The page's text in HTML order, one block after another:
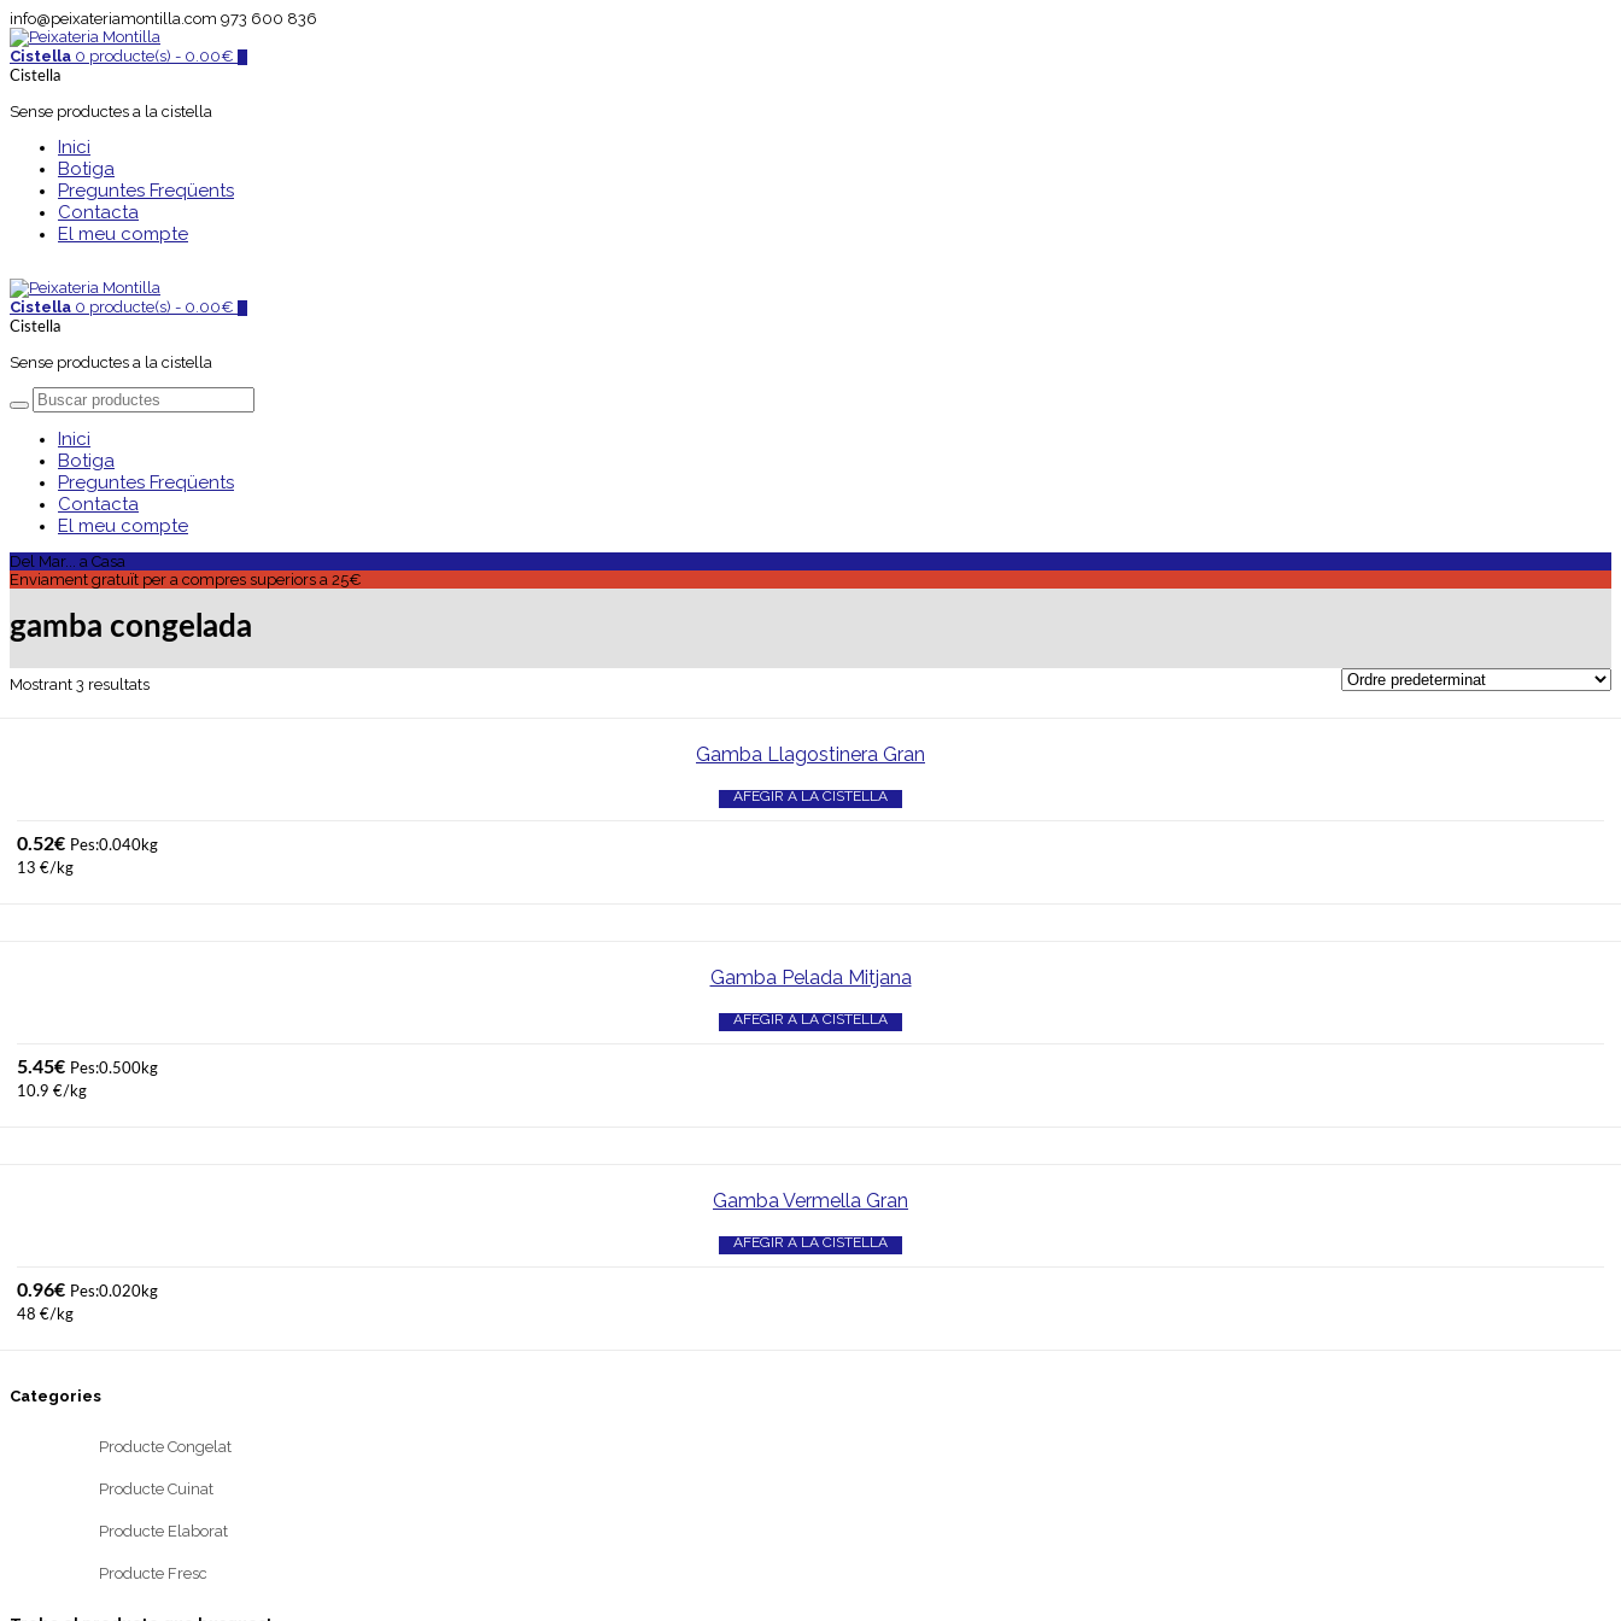
info@peixateriamontilla.com 973 600 836
Cistella 0 producte(s) - 0.00€
Cistella
Sense productes a la cistella
Inici
Botiga
Preguntes Freqüents
Contacta
El meu compte
Cistella 0 producte(s) - 0.00€
Cistella
Sense productes a la cistella
Inici
Botiga
Preguntes Freqüents
Contacta
El meu compte
Del Mar... a Casa
Enviament gratuït per a compres superiors a 25€
gamba congelada
Mostrant 3 resultats
Gamba Llagostinera Gran
AFEGIR A LA CISTELLA
0.52€ Pes:0.040kg
13 €/kg
Gamba Pelada Mitjana
AFEGIR A LA CISTELLA
5.45€ Pes:0.500kg
10.9 €/kg
Gamba Vermella Gran
AFEGIR A LA CISTELLA
0.96€ Pes:0.020kg
48 €/kg
Categories
Producte Congelat
Producte Cuinat
Producte Elaborat
Producte Fresc